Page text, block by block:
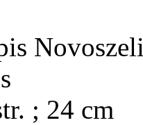
; 24 cm